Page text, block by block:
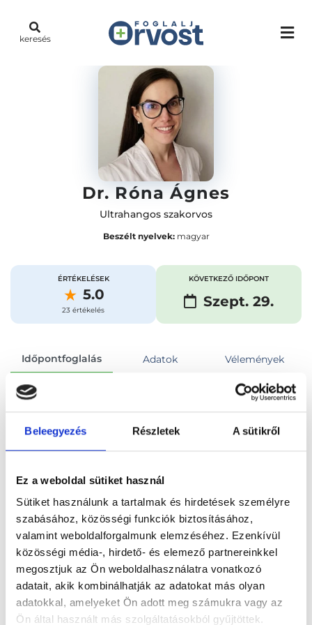
Beleegyezés Részletek A sütikről
Ez a weboldal sütiket használ
Sütiket használunk a tartalmak és hirdetések személyre
szabásához, közösségi funkciók biztosításához,
valamint weboldalforgalmunk elemzéséhez. Ezenkívül
közösségi média-, hirdető- és elemező partnereinkkel
megosztjuk az Ön weboldalhasználatra vonatkozó
adatait, akik kombinálhatják az adatokat más olyan
adatokkal, amelyeket Ön adott meg számukra vagy az
Ön által használt más szolgáltatásokból gyűjtöttek.
keresés
Dr. Róna Ágnes
Ultrahangos szakorvos
Beszélt nyelvek:magyar
ÉRTÉKELÉSEK
5.0
23 értékelés
KÖVETKEZŐ IDŐPONT
Szept. 29.
Időpontfoglalás Adatok Vélemények
Foglalj időpontot
Összes szakterület
Főoldal Orvosok Ultrahangos szakorvos
Ultrahangos szakorvos, Budapest, XIII. kerület
Dr. Róna Ágnes